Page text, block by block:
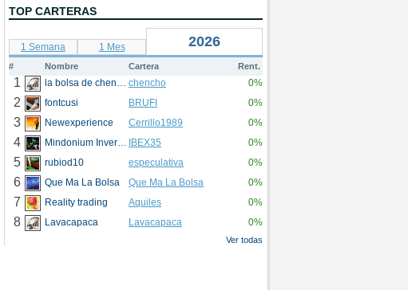
TOP CARTERAS
1 Semana 1 Mes 2026
# Nombre Cartera Rent.
1 la bolsa de chencho chencho 0%
2 fontcusi BRUFI 0%
3 Newexperience Cerrillo1989 0%
4 Mindonium Inversions IBEX35 0%
5 rubiod10 especulativa 0%
6 Que Ma La Bolsa Que Ma La Bolsa 0%
7 Reality trading Aquiles 0%
8 Lavacapaca Lavacapaca 0%
Ver todas